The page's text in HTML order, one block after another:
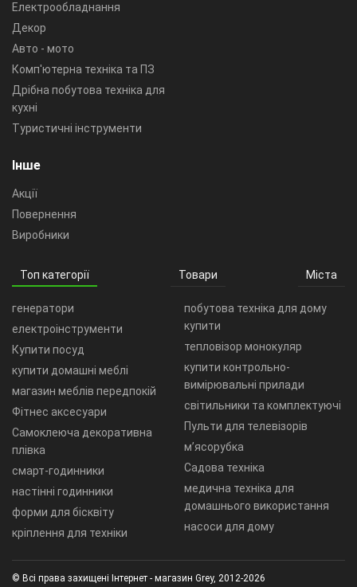
Електрообладнання
Декор
Авто - мото
Комп'ютерна техніка та ПЗ
Дрібна побутова техніка для
кухні
Туристичні інструменти
Інше
Акції
Повернення
Виробники
Топ категорії Товари Міста
генератори
електроінструменти
Купити посуд
купити домашні меблі
магазин меблів передпокій
Фітнес аксесуари
Самоклеюча декоративна
плівка
смарт-годинники
настінні годинники
форми для бісквіту
кріплення для техніки
побутова техніка для дому
купити
тепловізор монокуляр
купити контрольно-
вимірювальні прилади
світильники та комплектуючі
Пульти для телевізорів
м’ясорубка
Садова техніка
медична техніка для
домашнього використання
насоси для дому
© Всі права захищені Інтернет - магазин Grey, 2012-2026